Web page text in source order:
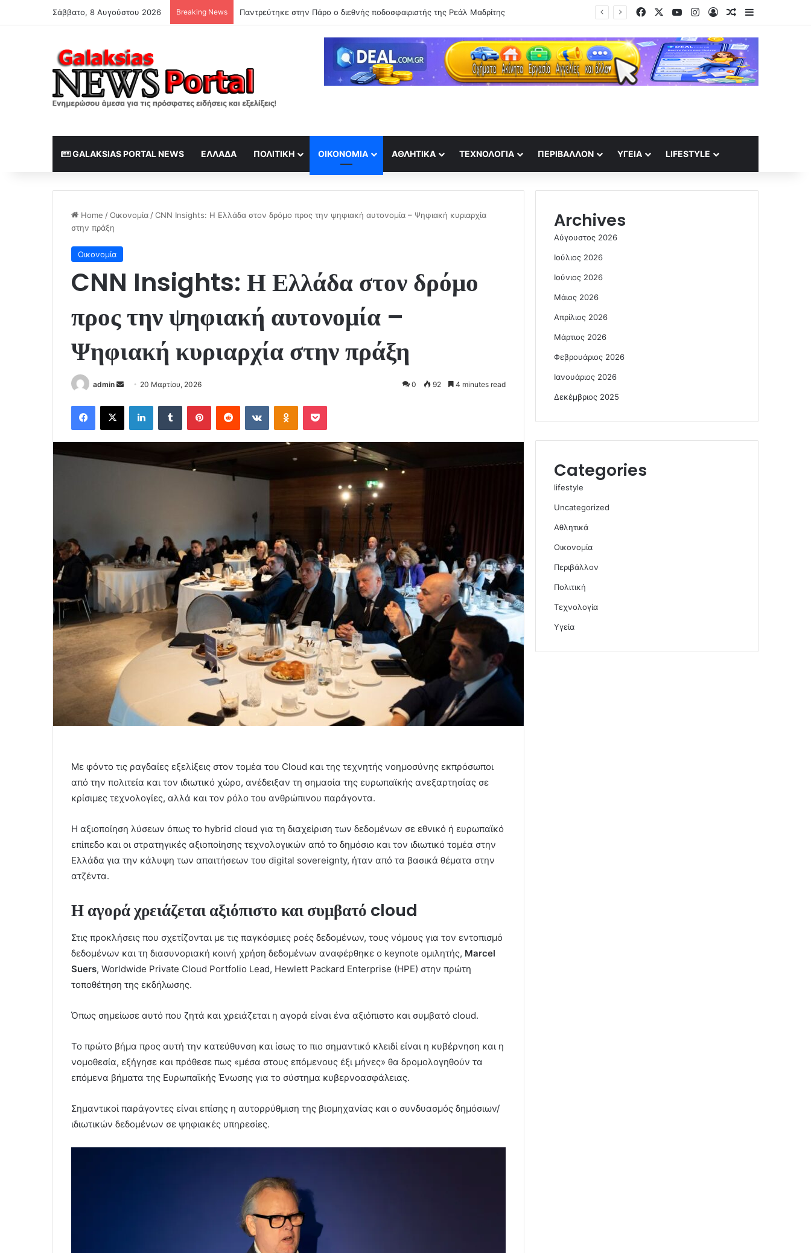
Σάββατο, 8 Αυγούστου 2026 Breaking News Παντρεύτηκε στην Πάρο ο διεθνής ποδοσφαιριστής της Ρεάλ Μαδρίτης FacebookYouTubeInstagram
Log InRandom Article
Sidebar
GALAKSIAS PORTAL NEWS ΕΛΛΆΔΑ ΠΟΛΙΤΙΚΉ ΟΙΚΟΝΟΜΊΑ ΑΘΛΗΤΙΚΆ ΤΕΧΝΟΛΟΓΊΑ ΠΕΡΙΒΆΛΛΟΝ ΥΓΕΊΑ LIFESTYLE
Home /Οικονομία /CNN Insights: Η Ελλάδα στον δρόμο προς την ψηφιακή αυτονομία – Ψηφιακή κυριαρχία
στην πράξη
Οικονομία
CNN Insights: Η Ελλάδα στον δρόμο
προς την ψηφιακή αυτονομία –
Ψηφιακή κυριαρχία στην πράξη
admin
Send
email
20 Μαρτίου, 2026 0 92 4 minutes read
Facebook
X LinkedInTumblr PinterestReddit VKontakteOdnoklassniki
Pocket
Με φόντο τις ραγδαίες εξελίξεις στον τομέα του Cloud και της τεχνητής νοημοσύνης εκπρόσωποι
από την πολιτεία και τον ιδιωτικό χώρο, ανέδειξαν τη σημασία της ευρωπαϊκής ανεξαρτησίας σε
κρίσιμες τεχνολογίες, αλλά και τον ρόλο του ανθρώπινου παράγοντα.
Η αξιοποίηση λύσεων όπως το hybrid cloud για τη διαχείριση των δεδομένων σε εθνικό ή ευρωπαϊκό
επίπεδο και οι στρατηγικές αξιοποίησης τεχνολογικών από το δημόσιο και τον ιδιωτικό τομέα στην
Ελλάδα για την κάλυψη των απαιτήσεων του digital sovereignty, ήταν από τα βασικά θέματα στην
ατζέντα.
Η αγορά χρειάζεται αξιόπιστο και συμβατό cloud
Στις προκλήσεις που σχετίζονται με τις παγκόσμιες ροές δεδομένων, τους νόμους για τον εντοπισμό
δεδομένων και τη διασυνοριακή κοινή χρήση δεδομένων αναφέρθηκε ο keynote ομιλητής, Marcel
Suers, Worldwide Private Cloud Portfolio Lead, Hewlett Packard Enterprise (HPE) στην πρώτη
τοποθέτηση της εκδήλωσης.
Όπως σημείωσε αυτό που ζητά και χρειάζεται η αγορά είναι ένα αξιόπιστο και συμβατό cloud.
Το πρώτο βήμα προς αυτή την κατεύθυνση και ίσως το πιο σημαντικό κλειδί είναι η κυβέρνηση και η
νομοθεσία, εξήγησε και πρόθεσε πως «μέσα στους επόμενους έξι μήνες» θα δρομολογηθούν τα
επόμενα βήματα της Ευρωπαϊκής Ένωσης για το σύστημα κυβερνοασφάλειας.
Σημαντικοί παράγοντες είναι επίσης η αυτορρύθμιση της βιομηχανίας και ο συνδυασμός δημόσιων/
ιδιωτικών δεδομένων σε ψηφιακές υπηρεσίες.
Archives
Αύγουστος 2026
Ιούλιος 2026
Ιούνιος 2026
Μάιος 2026
Απρίλιος 2026
Μάρτιος 2026
Φεβρουάριος 2026
Ιανουάριος 2026
Δεκέμβριος 2025
Categories
lifestyle
Uncategorized
Αθλητικά
Οικονομία
Περιβάλλον
Πολιτική
Τεχνολογία
Υγεία